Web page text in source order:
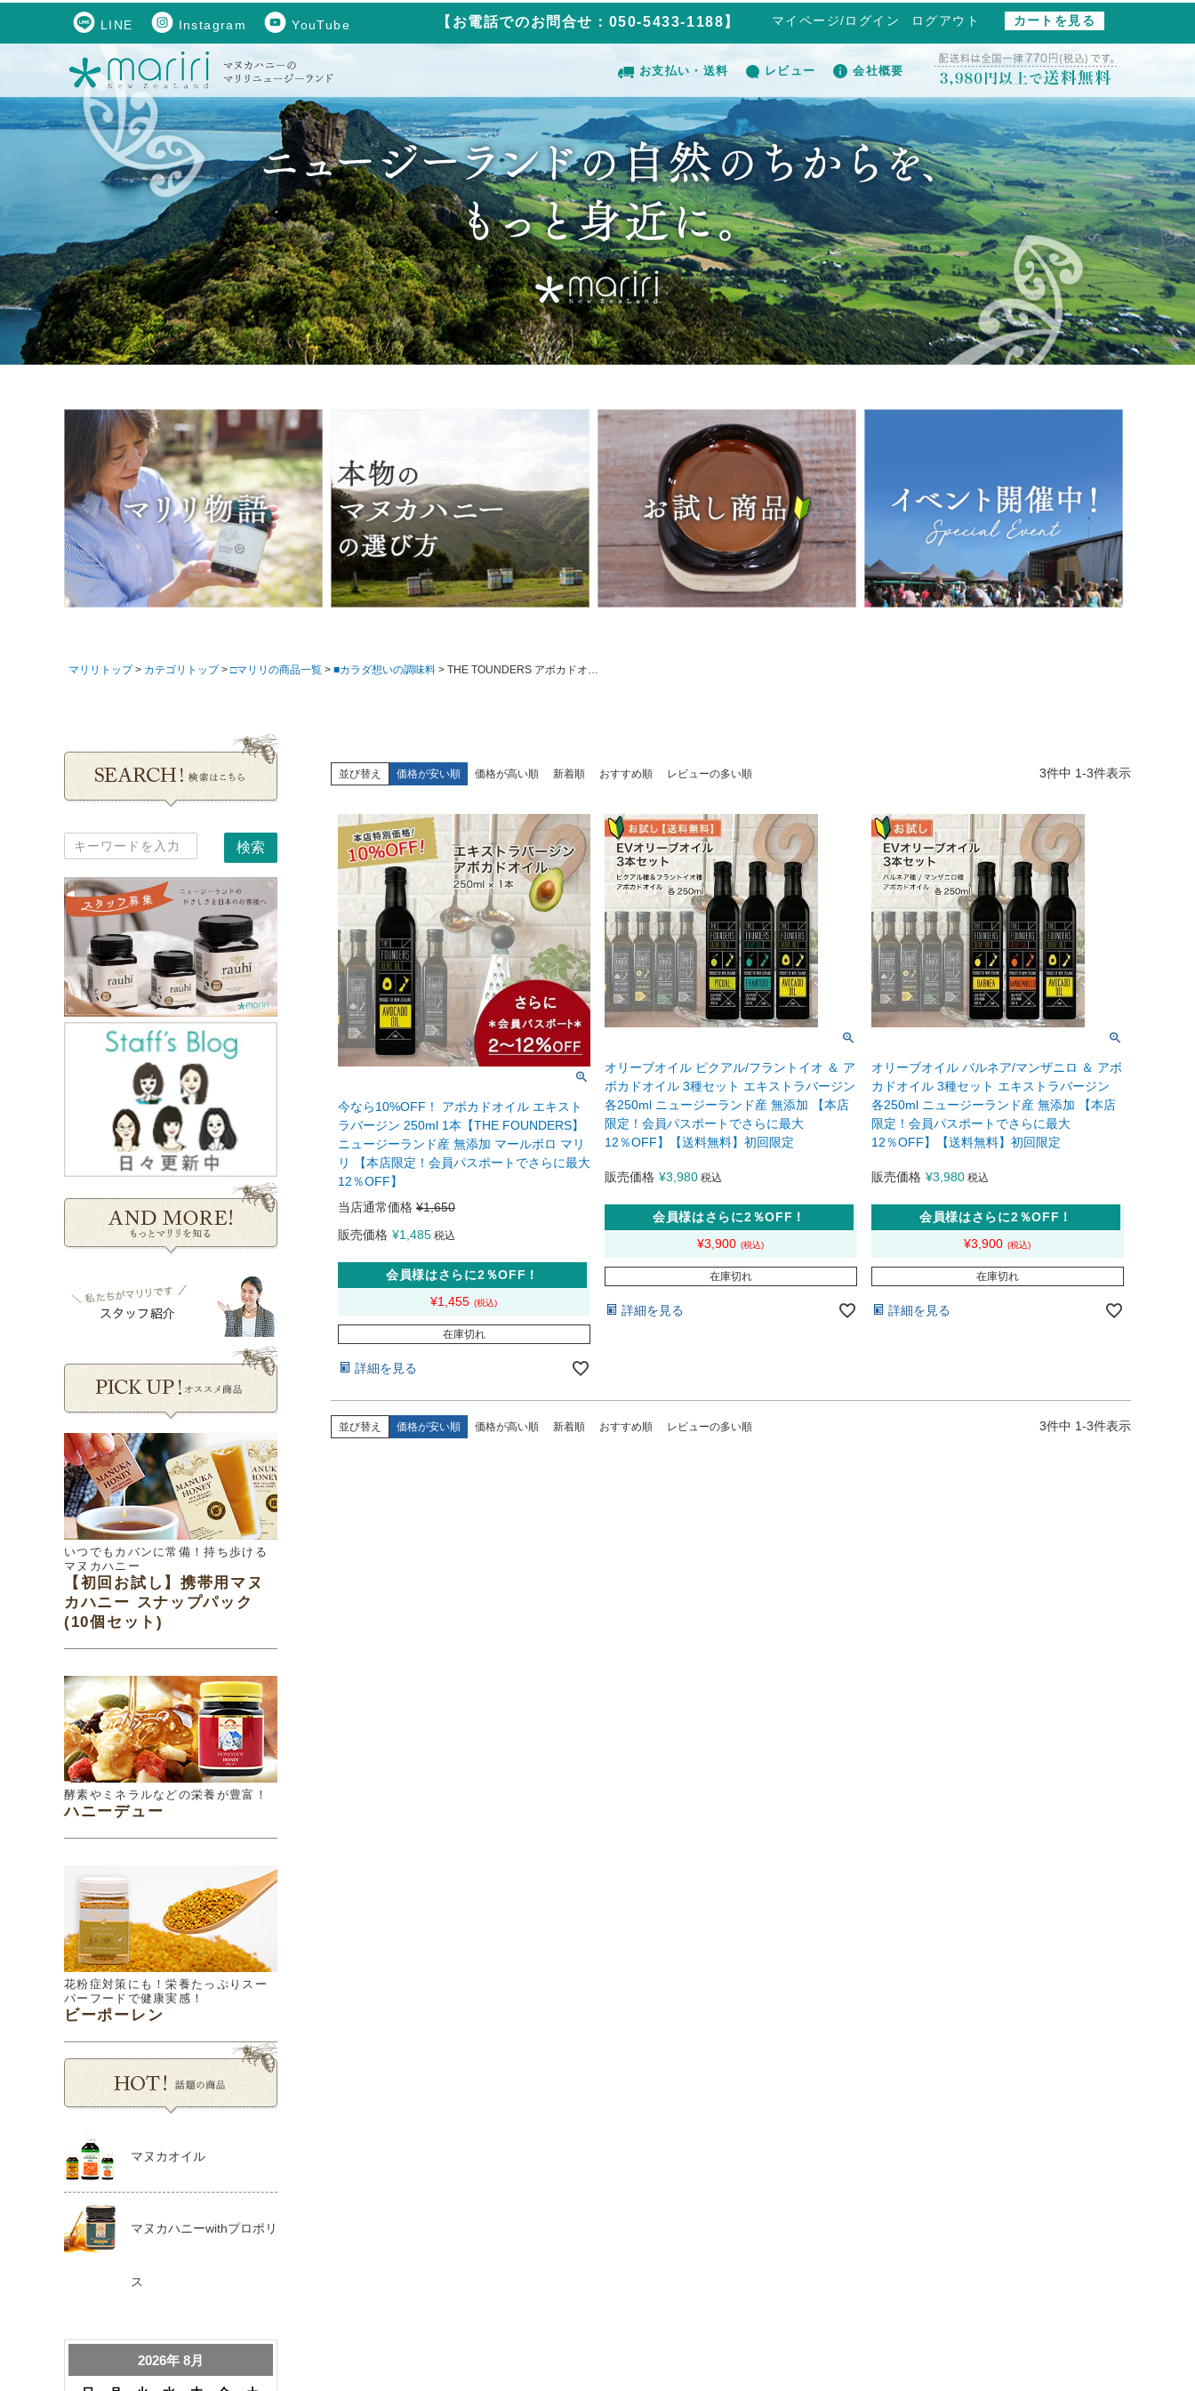
LINE Instagram YouTube 【お電話でのお問合せ：050-5433-1188】 マイページ/ログイン ログアウト カートを見る
お支払い・送料 レビュー 会社概要
マリリトップ カテゴリトップ □マリリの商品一覧 ■カラダ想いの調味料 THE TOUNDERS アボカドオイル
いつでもカバンに常備！持ち歩ける
マヌカハニー
【初回お試し】携帯用マヌ
カハニー スナップパック
(10個セット)
酵素やミネラルなどの栄養が豊富！
ハニーデュー
花粉症対策にも！栄養たっぷりスー
パーフードで健康実感！
ビーポーレン
マヌカオイル
マヌカハニーwithプロポリ
ス
並び替え 価格が安い順 価格が高い順 新着順 おすすめ順 レビューの多い順 3件中 1-3件表示
今なら10%OFF！ アボカドオイル エキスト
ラバージン 250ml 1本【THE FOUNDERS】
ニュージーランド産 無添加 マールボロ マリ
リ 【本店限定！会員パスポートでさらに最大
12％OFF】
当店通常価格 ¥1,650
販売価格 ¥1,485 税込
会員様はさらに2％OFF！
¥1,455
在庫切れ
詳細を見る
オリーブオイル ピクアル/フラントイオ ＆ ア
ボカドオイル 3種セット エキストラバージン
各250ml ニュージーランド産 無添加 【本店
限定！会員パスポートでさらに最大
12％OFF】【送料無料】初回限定
販売価格 ¥3,980 税込
会員様はさらに2％OFF！
¥3,900
在庫切れ
詳細を見る
オリーブオイル バルネア/マンザニロ ＆ アボ
カドオイル 3種セット エキストラバージン
各250ml ニュージーランド産 無添加 【本店
限定！会員パスポートでさらに最大
12％OFF】【送料無料】初回限定
販売価格 ¥3,980 税込
会員様はさらに2％OFF！
¥3,900
在庫切れ
詳細を見る
並び替え 価格が安い順 価格が高い順 新着順 おすすめ順 レビューの多い順 3件中 1-3件表示